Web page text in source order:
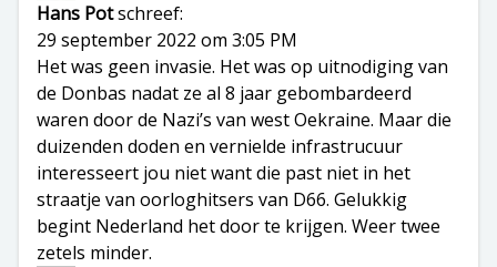
Hans Potschreef:
29 september 2022 om 3:05 PM
Het was geen invasie. Het was op uitnodiging van
de Donbas nadat ze al 8 jaar gebombardeerd
waren door de Nazi’s van west Oekraine. Maar die
duizenden doden en vernielde infrastrucuur
interesseert jou niet want die past niet in het
straatje van oorloghitsers van D66. Gelukkig
begint Nederland het door te krijgen. Weer twee
zetels minder.